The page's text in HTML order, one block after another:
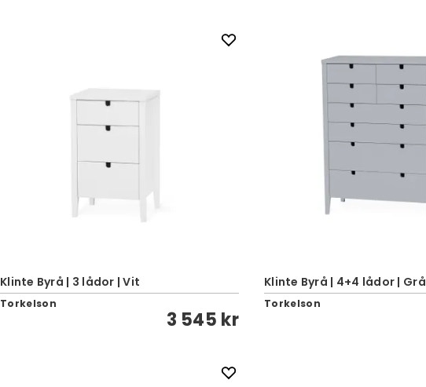
Klinte Byrå | 3 lådor | Vit
Torkelson
3 545 kr
Klinte Byrå | 4+4 lådor | Grå
Torkelson